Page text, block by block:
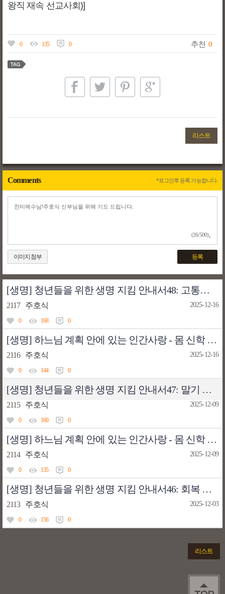
왕직 재속 선교사회)]
0 135 0 추천 0
리스트
Comments *로그인후 등록 가능합니다.
(26/500)
이미지첨부 등록
[생명] 청년들을 위한 생명 지킴 안내서48: 고통에서도 긍정적 의미를 찾을 수 있을까?
2117 주호식 2025-12-16
0 168 0
[생명] 하느님 계획 안에 있는 인간사랑 - 몸 신학 교리47: 사랑은 죽음처럼 강하고… 격렬한 불길
2116 주호식 2025-12-16
0 144 0
[생명] 청년들을 위한 생명 지킴 안내서47: 말기 환자에게 필요한 신체적 · 영적 보살핌
2115 주호식 2025-12-09
0 160 0
[생명] 하느님 계획 안에 있는 인간사랑 - 몸 신학 교리46: 그대는 닫힌 정원, 봉해진 우물(아가 4,12)
2114 주호식 2025-12-09
0 135 0
[생명] 청년들을 위한 생명 지킴 안내서46: 회복 가능성 있기에 돌봄 필요한 식물 상태 환자
2113 주호식 2025-12-03
0 156 0
리스트